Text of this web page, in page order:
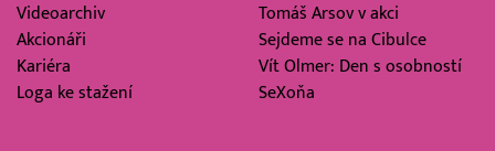
Videoarchiv
Akcionáři
Kariéra
Loga ke stažení
Tomáš Arsov v akci
Sejdeme se na Cibulce
Vít Olmer: Den s osobností
SeXoňa